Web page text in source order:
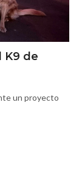
K9 de
un proyecto